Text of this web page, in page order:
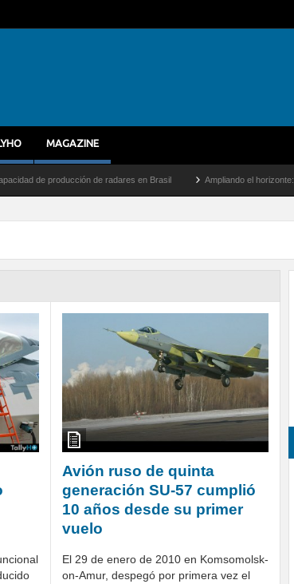
MAGAZINE
producción de radares en Brasil Ampliando el horizonte: Dentro
Avión ruso de quinta
generación SU-57 cumplió
10 años desde su primer
vuelo
El 29 de enero de 2010 en Komsomolsk-
on-Amur, despegó por primera vez el